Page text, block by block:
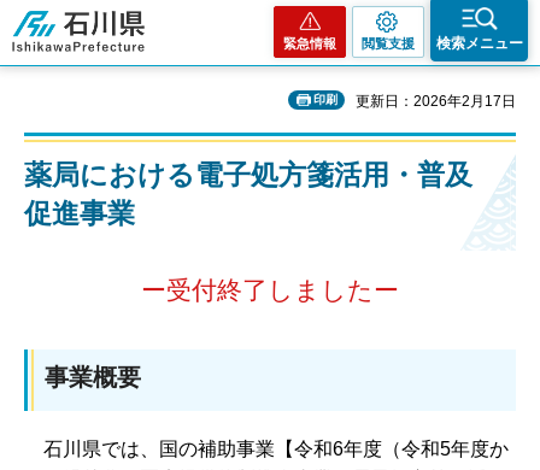
石川県
緊急情報 閲覧支援 検索メニュー
印刷 更新日：2026年2月17日
薬局における電子処方箋活用・普及
促進事業
ー受付終了しましたー
事業概要
石川県では、国の補助事業【令和6年度（令和5年度か